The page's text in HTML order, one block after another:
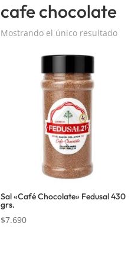
cafe chocolate
Mostrando el único resultado
Sal «Café Chocolate» Fedusal 430
grs.
$7.690